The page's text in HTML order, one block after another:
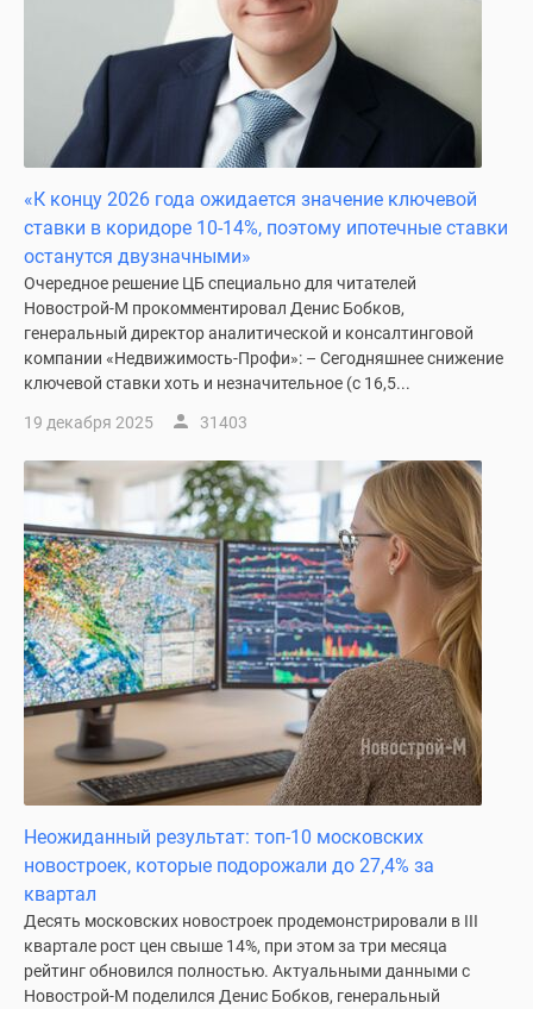
«К концу 2026 года ожидается значение ключевой
ставки в коридоре 10-14%, поэтому ипотечные ставки
останутся двузначными»
Очередное решение ЦБ специально для читателей
Новострой-М прокомментировал Денис Бобков,
генеральный директор аналитической и консалтинговой
компании «Недвижимость-Профи»: – Сегодняшнее снижение
ключевой ставки хоть и незначительное (с 16,5...
19 декабря 2025 31403
Неожиданный результат: топ-10 московских
новостроек, которые подорожали до 27,4% за
квартал
Десять московских новостроек продемонстрировали в III
квартале рост цен свыше 14%, при этом за три месяца
рейтинг обновился полностью. Актуальными данными с
Новострой-М поделился Денис Бобков, генеральный